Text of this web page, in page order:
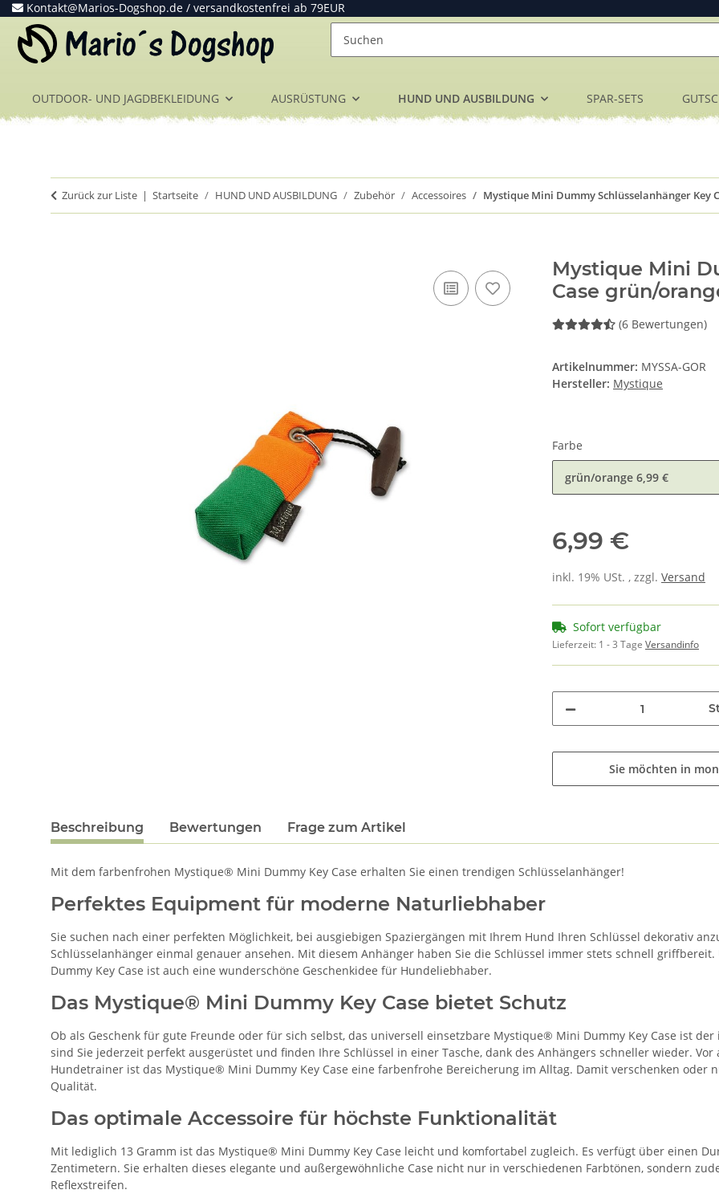
Kontakt@Marios-Dogshop.de / versandkostenfrei ab 79EUR
OUTDOOR- UND JAGDBEKLEIDUNG AUSRÜSTUNG HUND UND AUSBILDUNG SPAR-SETS
Zurück zur Liste Startseite HUND UND AUSBILDUNG Zubehör Accessoires Mystique Mini Dummy Schlüsselanhänger Key
Mystique Mini
Case grün/
(6 Bewertungen)
Artikelnummer: MYSSA-GOR
Hersteller: Mystique
Farbe
grün/orange 6,99 €
6,99 €
inkl. 19% USt. , zzgl. Versand
Sofort verfügbar
Lieferzeit: 1 - 3 Tage Versandinfo
Sie möchten in
Beschreibung Bewertungen Frage zum Artikel
Mit dem farbenfrohen Mystique® Mini Dummy Key Case erhalten Sie einen trendigen Schlüsselanhänger!
Perfektes Equipment für moderne Naturliebhaber
Sie suchen nach einer perfekten Möglichkeit, bei ausgiebigen Spaziergängen mit Ihrem Hund Ihren Schlüssel dekorativ
Schlüsselanhänger einmal genauer ansehen. Mit diesem Anhänger haben Sie die Schlüssel immer stets schnell
Dummy Key Case ist auch eine wunderschöne Geschenkidee für Hundeliebhaber.
Das Mystique® Mini Dummy Key Case bietet Schutz
Ob als Geschenk für gute Freunde oder für sich selbst, das universell einsetzbare Mystique® Mini Dummy Key Case ist
sind Sie jederzeit perfekt ausgerüstet und finden Ihre Schlüssel in einer Tasche, dank des Anhängers schneller wieder.
Hundetrainer ist das Mystique® Mini Dummy Key Case eine farbenfrohe Bereicherung im Alltag. Damit verschenken oder
Qualität.
Das optimale Accessoire für höchste Funktionalität
Mit lediglich 13 Gramm ist das Mystique® Mini Dummy Key Case leicht und komfortabel zugleich. Es verfügt über einen
Zentimetern. Sie erhalten dieses elegante und außergewöhnliche Case nicht nur in verschiedenen Farbtönen, sondern
Reflexstreifen.